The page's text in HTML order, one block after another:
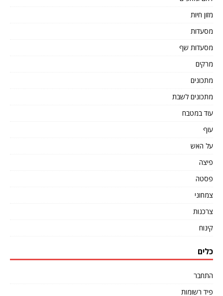
מזון חיות
מסעדות
מסעדות שף
מרקים
מתכונים
מתכונים לשבת
עוד במטבח
עוף
על האש
פיצה
פסטה
צמחוני
צרכנות
קינוח
כלים
התחבר
פיד רשומות